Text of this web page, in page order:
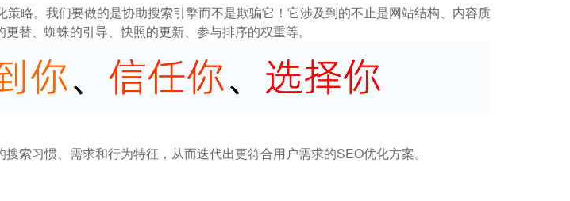
略。我们要做的是协助搜索引擎而不是欺骗它！它涉及到的不止是网站结构、内容质
替、蜘蛛的引导、快照的更新、参与排序的权重等。
索习惯、需求和行为特征，从而迭代出更符合用户需求的SEO优化方案。